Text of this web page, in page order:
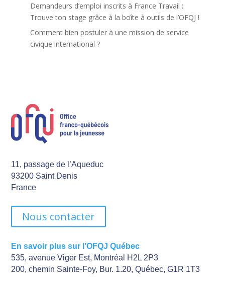
Demandeurs d’emploi inscrits à France Travail :
Trouve ton stage grâce à la boîte à outils de l’OFQJ !
Comment bien postuler à une mission de service
civique international ?
11, passage de l’Aqueduc
93200 Saint Denis
France
Nous contacter
En savoir plus sur l’OFQJ Québec
535, avenue Viger Est, Montréal H2L 2P3
200, chemin Sainte-Foy, Bur. 1.20, Québec, G1R 1T3